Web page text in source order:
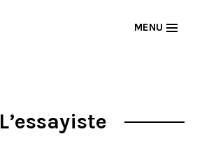
MENU
L’essayiste